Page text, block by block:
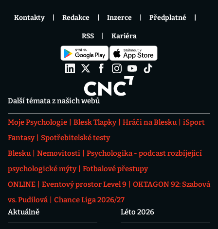
Další témata z našich webů
Moje Psychologie Blesk Tlapky Hráči na Blesku
iSport
Fantasy
Spotřebitelské testy
Blesku
Nemovitosti
Psychologika - podcast rozbíjející
psychologické mýty
Fotbalové přestupy
ONLINE
Eventový prostor Level 9
OKTAGON 92: Szabová
vs. Pudilová
Chance Liga 2026/27
Aktuálně
Léto 2026
Kontakty Redakce Inzerce Předplatné
RSS Kariéra